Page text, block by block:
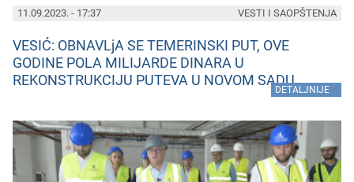
11.09.2023. - 17:37
VESIĆ: OBNAVLjA SE TEMERINSKI PUT, OVE
GODINE POLA MILIJARDE DINARA U
REKONSTRUKCIJU PUTEVA U NOVOM SADU
DETALJNIJE
VESTI I SAOPŠTENJA